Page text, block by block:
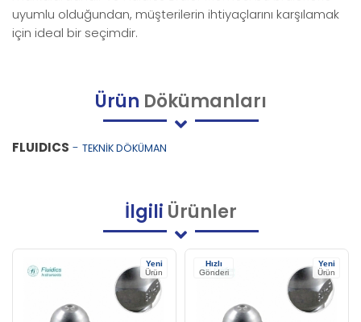
uyumlu olduğundan, müşterilerin ihtiyaçlarını karşılamak
için ideal bir seçimdir.
Ürün Dökümanları
FLUIDICS - TEKNİK DÖKÜMAN
İlgili Ürünler
Yeni
Ürün
Hızlı
Gönderi
Yeni
Ürün